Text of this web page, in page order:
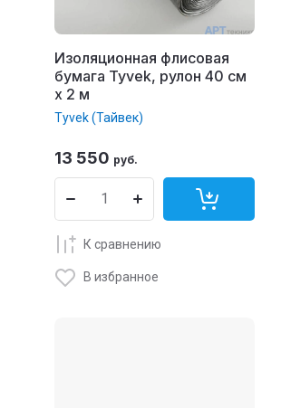
Изоляционная флисовая
бумага Tyvek, рулон 40 см
x 2 м
Tyvek (Тайвек)
13 550 руб.
К сравнению
В избранное